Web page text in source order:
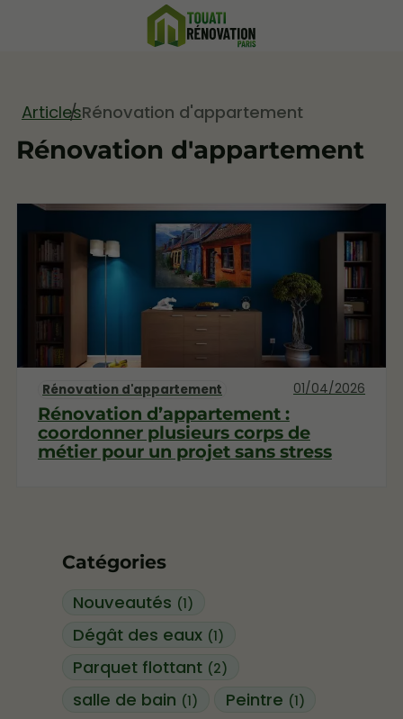
Catégories
Nouveautés (1)
Dégât des eaux (1)
Parquet flottant (2)
salle de bain (1) Peintre (1)
ArticlesRénovation d'appartement
Rénovation d'appartement
Rénovation d'appartement 01/04/2026
Rénovation d’appartement :
coordonner plusieurs corps de
métier pour un projet sans stress